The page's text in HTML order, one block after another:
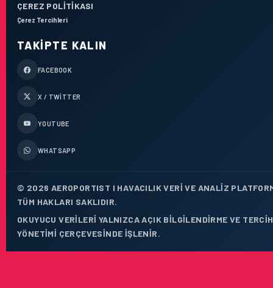
ÇEREZ POLITIKASI
Çerez Tercihleri
TAKIPTE KALIN
FACEBOOK
X / TWITTER
YOUTUBE
WHATSAPP
© 2026 AEROPORTIST I HAVACILIK VERI VE ANALIZ
TÜM HAKLARI SAKLIDIR.
OKUYUCU VERILERI YALNIZCA AÇIK BILGILENDIRME VE TERCIH
YÖNETIMI ÇERÇEVESINDE IŞLENIR.